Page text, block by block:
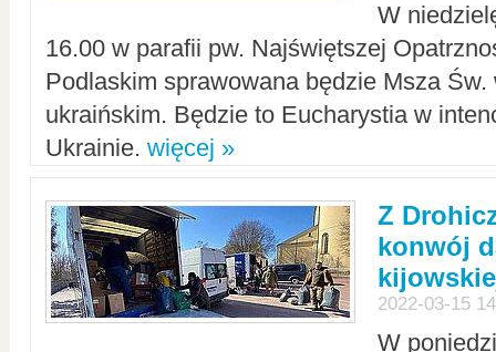
W
16.00 w parafii pw. Najświętszej
Podlaskim sprawowana będzie Msza Św.
ukraińskim. Będzie to Eucharystia w
Ukrainie. więcej »
Z
konwój
2022-03-15
W